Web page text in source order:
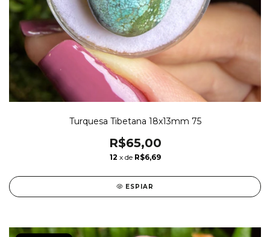
Turquesa Tibetana 18x13mm 75
R$65,00
12 x de R$6,69
ESPIAR